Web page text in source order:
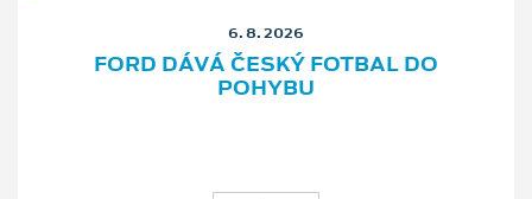
6. 8. 2026
FORD DÁVÁ ČESKÝ FOTBAL DO
POHYBU